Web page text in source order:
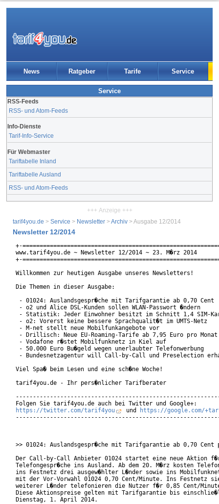
News Ratgeber Tarife Service
Service
RSS-Feeds
RSS- und Atom-Feeds
Info-Dienste
Tarif-Info-Service
Für Webmaster
Tariftabelle Inland
Tariftabelle Ausland
RSS- und Atom-Feeds
+++ Anzeige +++
tarif4you.de > Service > Newsletter >Archiv > Ausgabe 12/2014
Newsletter 12/2014
+-
www.tarif4you.de ~ Newsletter 12/2014 ~ 23. M�rz 2014
+-
Willkommen zur heutigen Ausgabe unseres Newsletters!
Die Themen in dieser Ausgabe:
- 01024: Auslandsgespr�che mit Tarifgarantie ab 0,70 Cent
- o2 und Alice DSL-Kunden sollen WLAN-Passwort �ndern
- Statistik: Jeder Einwohner besitzt im Schnitt 1,4 SIM-
- o2: Vorerst keine bessere Sprachqualit�t im UMTS-Netz
- M-net stellt neue Mobilfunkangebote vor
- Drillisch: Neue EU-Roaming-Tarife ab 7,95 Euro pro Monat
- Vodafone r�stet Mobilfunknetz in Kiel auf
- 50.000 Euro Bu�geld wegen unerlaubter Telefonwerbung
- Bundesnetzagentur will Call-by-Call und Preselection
Viel Spa� beim Lesen und eine sch�ne Woche!
tarif4you.de - Ihr pers�nlicher Tarifberater
https://twitter.com/tarif4you
und
https://google.com/
>> 01024: Auslandsgespr�che mit Tarifgarantie ab 0,70 Cent
Der Call-by-Call Anbieter 01024 startet eine neue Aktion
Telefongespr�che ins Ausland. Ab dem 20. M�rz kosten
ins Festnetz drei ausgew�hlter L�nder sowie ins
mit der Vor-Vorwahl 01024 0,70 Cent/Minute. Ins Festnetz
weiterer L�nder telefonieren die Nutzer f�r 0,85 Cent/
Diese Aktionspreise gelten mit Tarifgarantie bis
Dienstag, 1. April 2014.